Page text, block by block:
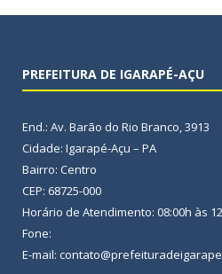
PREFEITURA DE IGARAPÉ-AÇU
End.: Av. Barão do Rio Branco, 3913
Cidade: Igarapé-Açu – PA
Bairro: Centro
CEP: 68725-000
Horário de Atendimento: 08:00h às
Fone:
E-mail: